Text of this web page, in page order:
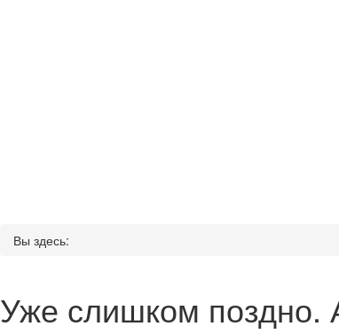
Вы здесь:
Уже слишком поздно.